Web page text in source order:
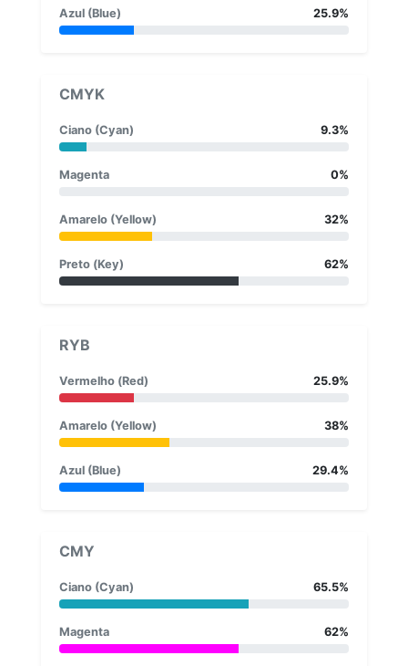
Azul (Blue) 25.9%
CMYK
Ciano (Cyan) 9.3%
Magenta 0%
Amarelo (Yellow) 32%
Preto (Key) 62%
RYB
Vermelho (Red) 25.9%
Amarelo (Yellow) 38%
Azul (Blue) 29.4%
CMY
Ciano (Cyan) 65.5%
Magenta 62%